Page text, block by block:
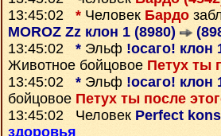
13:45:02 * Человек Бардо
MOROZ Zz клон 1 (8980)
13:45:02 * Эльф !осаго! клон
Животное бойцовое Петух ты
13:45:02 * Эльф !осаго! клон
бойцовое Петух ты после
13:45:02 Человек Perfect
здоровья